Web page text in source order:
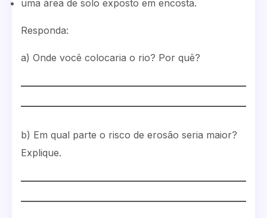
uma área de solo exposto em encosta.
Responda:
a) Onde você colocaria o rio? Por quê?
b) Em qual parte o risco de erosão seria maior?
Explique.